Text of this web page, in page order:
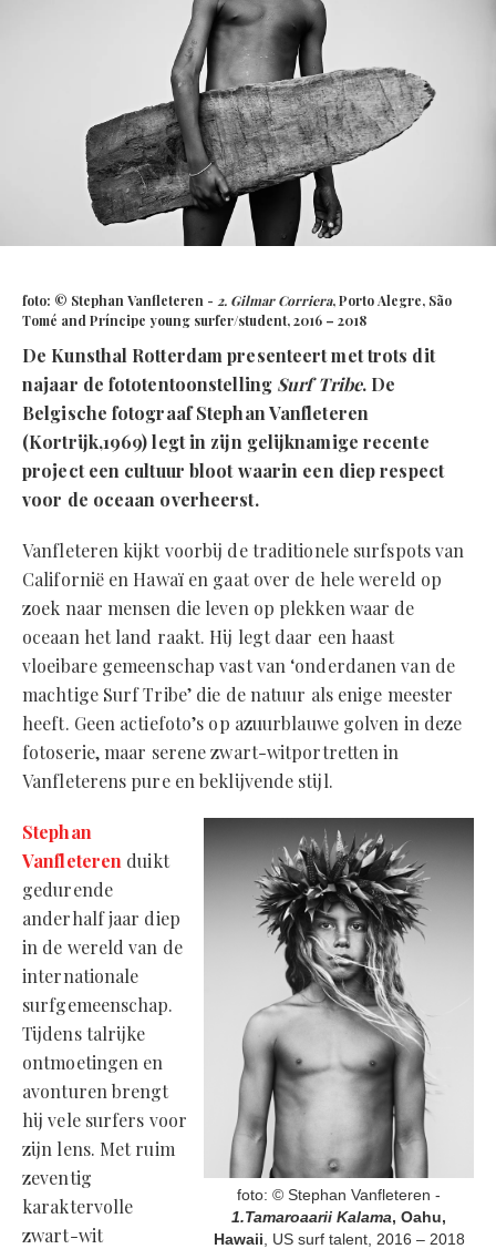
foto: © Stephan Vanfleteren - 2. Gilmar Corriera, Porto Alegre, São
Tomé and Príncipe young surfer/student, 2016 – 2018
De Kunsthal Rotterdam presenteert met trots dit
najaar de fototentoonstelling Surf Tribe. De
Belgische fotograaf Stephan Vanfleteren
(Kortrijk,1969) legt in zijn gelijknamige recente
project een cultuur bloot waarin een diep respect
voor de oceaan overheerst.
Vanfleteren kijkt voorbij de traditionele surfspots van
Californië en Hawaï en gaat over de hele wereld op
zoek naar mensen die leven op plekken waar de
oceaan het land raakt. Hij legt daar een haast
vloeibare gemeenschap vast van ‘onderdanen van de
machtige Surf Tribe’ die de natuur als enige meester
heeft. Geen actiefoto’s op azuurblauwe golven in deze
fotoserie, maar serene zwart-witportretten in
Vanfleterens pure en beklijvende stijl.
foto: © Stephan Vanfleteren -
1.Tamaroaarii Kalama, Oahu,
Hawaii , US surf talent, 2016 – 2018
Stephan
Vanfleteren duikt
gedurende
anderhalf jaar diep
in de wereld van de
internationale
surfgemeenschap.
Tijdens talrijke
ontmoetingen en
avonturen brengt
hij vele surfers voor
zijn lens. Met ruim
zeventig
karaktervolle
zwart-wit